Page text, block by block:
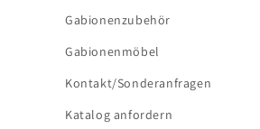
Gabionenzubehör
Gabionenmöbel
Kontakt/Sonderanfragen
Katalog anfordern